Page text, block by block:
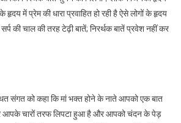
में प्रेम की धारा प्रवाहित हो रही है ऐसे लोगों के हृदय
सर्प की चाल की तरह टेढ़ी बातें; निरर्थक बातें प्रवेश नहीं कर
संगत को कहा कि मां भक्त होने के नाते आपको एक बात
आपके चारों तरफ लिपटा हुआ है और आपको चंदन के पेड़